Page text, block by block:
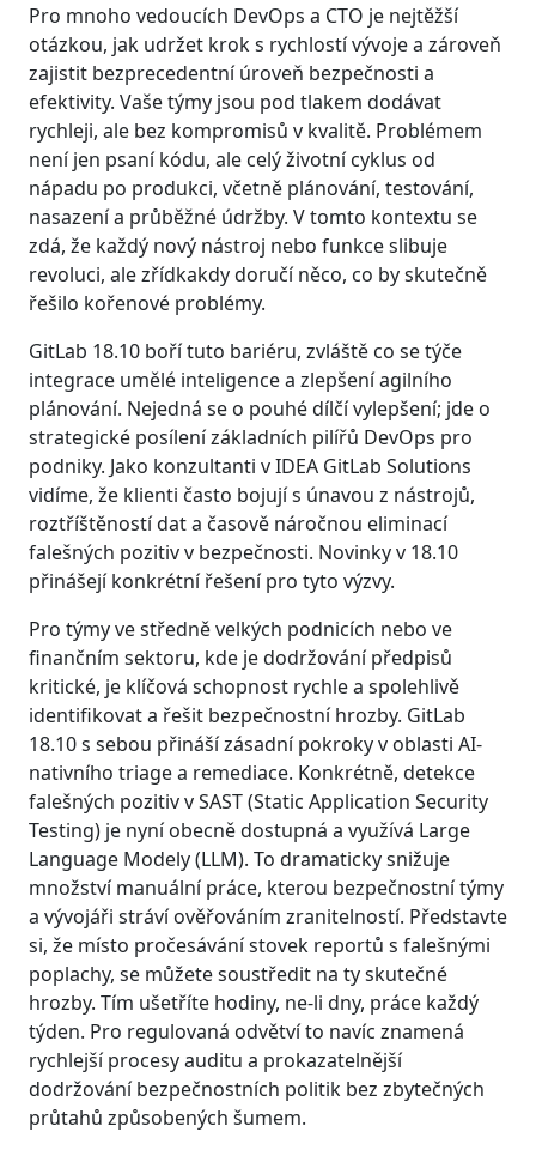
Pro mnoho vedoucích DevOps a CTO je nejtěžší
otázkou, jak udržet krok s rychlostí vývoje a zároveň
zajistit bezprecedentní úroveň bezpečnosti a
efektivity. Vaše týmy jsou pod tlakem dodávat
rychleji, ale bez kompromisů v kvalitě. Problémem
není jen psaní kódu, ale celý životní cyklus od
nápadu po produkci, včetně plánování, testování,
nasazení a průběžné údržby. V tomto kontextu se
zdá, že každý nový nástroj nebo funkce slibuje
revoluci, ale zřídkakdy doručí něco, co by skutečně
řešilo kořenové problémy.
GitLab 18.10 boří tuto bariéru, zvláště co se týče
integrace umělé inteligence a zlepšení agilního
plánování. Nejedná se o pouhé dílčí vylepšení; jde o
strategické posílení základních pilířů DevOps pro
podniky. Jako konzultanti v IDEA GitLab Solutions
vidíme, že klienti často bojují s únavou z nástrojů,
roztříštěností dat a časově náročnou eliminací
falešných pozitiv v bezpečnosti. Novinky v 18.10
přinášejí konkrétní řešení pro tyto výzvy.
Pro týmy ve středně velkých podnicích nebo ve
finančním sektoru, kde je dodržování předpisů
kritické, je klíčová schopnost rychle a spolehlivě
identifikovat a řešit bezpečnostní hrozby. GitLab
18.10 s sebou přináší zásadní pokroky v oblasti AI-
nativního triage a remediace. Konkrétně, detekce
falešných pozitiv v SAST (Static Application Security
Testing) je nyní obecně dostupná a využívá Large
Language Modely (LLM). To dramaticky snižuje
množství manuální práce, kterou bezpečnostní týmy
a vývojáři stráví ověřováním zranitelností. Představte
si, že místo pročesávání stovek reportů s falešnými
poplachy, se můžete soustředit na ty skutečné
hrozby. Tím ušetříte hodiny, ne-li dny, práce každý
týden. Pro regulovaná odvětví to navíc znamená
rychlejší procesy auditu a prokazatelnější
dodržování bezpečnostních politik bez zbytečných
průtahů způsobených šumem.